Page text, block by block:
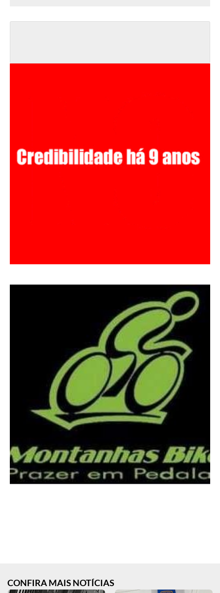
CONFIRA MAIS NOTÍCIAS